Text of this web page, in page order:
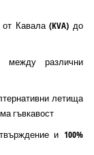
Кавала (KVA) до
различни
летища
гъвкавост
и 100%